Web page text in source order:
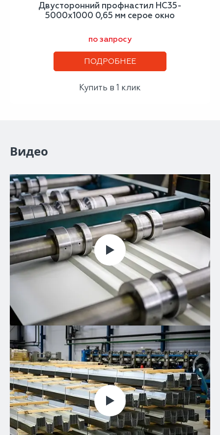
Двусторонний профнастил НС35-
5000х1000 0,65 мм серое окно
по запросу
ПОДРОБНЕЕ
Купить в 1 клик
Видео